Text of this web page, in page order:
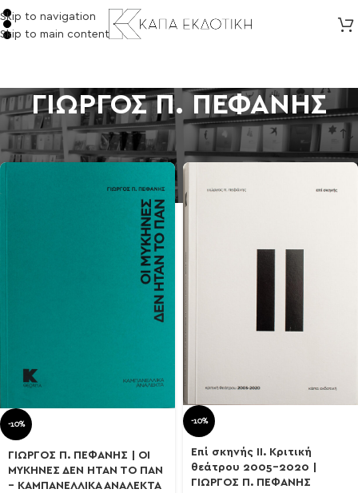
Skip to navigation
Skip to main content
ΓΙΩΡΓΟΣ Π. ΠΕΦΑΝΗΣ
Αρχική σελίδα /Προϊόντα με ετικέτα “ΓΙΩΡΓΟΣ Π. ΠΕΦΑΝΗΣ”
-10%
ΓΙΩΡΓΟΣ Π. ΠΕΦΑΝΗΣ | ΟΙ
ΜΥΚΗΝΕΣ ΔΕΝ ΗΤΑΝ ΤΟ ΠΑΝ
– ΚΑΜΠΑΝΕΛΛΙΚΑ ΑΝΑΛΕΚΤΑ
-10%
Επί σκηνής ΙΙ. Κριτική
θεάτρου 2005-2020 |
ΓΙΩΡΓΟΣ Π. ΠΕΦΑΝΗΣ